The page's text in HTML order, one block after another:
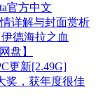
官方中文
详解与封面赏析
德海拉之血
盘】
更新[2.49G]
奖，获年度很佳